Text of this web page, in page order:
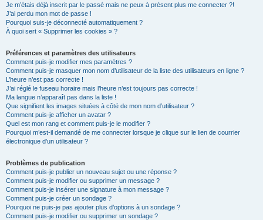
Je m’étais déjà inscrit par le passé mais ne peux à présent plus me connecter ?!
J’ai perdu mon mot de passe !
Pourquoi suis-je déconnecté automatiquement ?
À quoi sert « Supprimer les cookies » ?
Préférences et paramètres des utilisateurs
Comment puis-je modifier mes paramètres ?
Comment puis-je masquer mon nom d’utilisateur de la liste des utilisateurs en ligne ?
L’heure n’est pas correcte !
J’ai réglé le fuseau horaire mais l’heure n’est toujours pas correcte !
Ma langue n’apparaît pas dans la liste !
Que signifient les images situées à côté de mon nom d’utilisateur ?
Comment puis-je afficher un avatar ?
Quel est mon rang et comment puis-je le modifier ?
Pourquoi m’est-il demandé de me connecter lorsque je clique sur le lien de courrier
électronique d’un utilisateur ?
Problèmes de publication
Comment puis-je publier un nouveau sujet ou une réponse ?
Comment puis-je modifier ou supprimer un message ?
Comment puis-je insérer une signature à mon message ?
Comment puis-je créer un sondage ?
Pourquoi ne puis-je pas ajouter plus d’options à un sondage ?
Comment puis-je modifier ou supprimer un sondage ?